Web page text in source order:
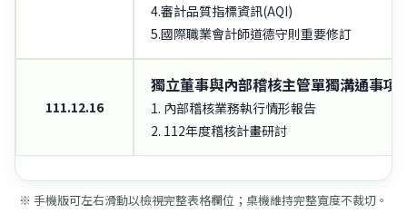
4.審計品質指標資訊(AQI)
5.國際職業會計師道德守則重要修訂
111.12.16
獨立董事與內部稽核主管單獨溝通事項
1. 內部稽核業務執行情形報告
2. 112年度稽核計畫研討
※ 手機版可左右滑動以檢視完整表格欄位；桌機維持完整寬度不裁切。